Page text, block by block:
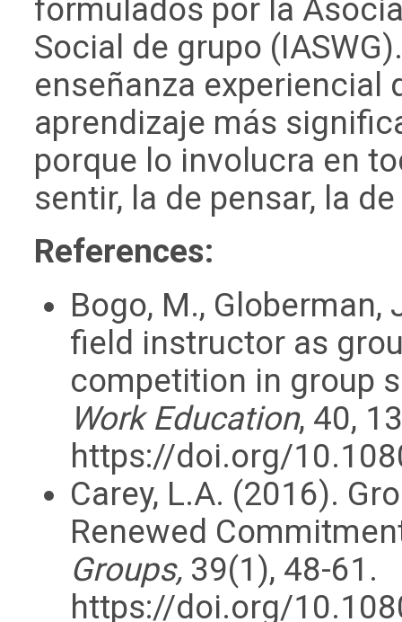
formulados por la
Social de grupo
enseñanza experiencial
aprendizaje más
porque lo involucra en
sentir, la de pensar, la
References:
Bogo, M., Globerman,
field instructor as
competition in group
Work Education, 40,
https://doi.org/
Carey, L.A. (2016).
Renewed
Groups, 39(1), 48-61.
https://doi.org/